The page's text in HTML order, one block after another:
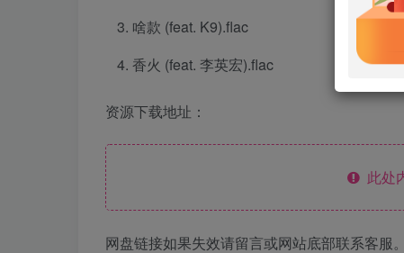
啥款 (feat. K9).flac
香火 (feat. 李英宏).flac
资源下载地址：
此处
网盘链接如果失效请留言或网站底部联系客服